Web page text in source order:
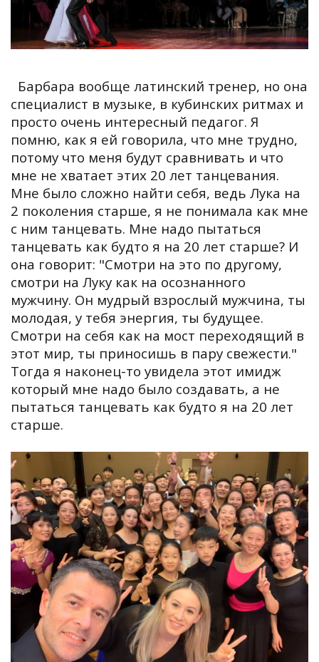
Барбара вообще латинский тренер, но она
специалист в музыке, в кубинских ритмах и
просто очень интересный педагог. Я
помню, как я ей говорила, что мне трудно,
потому что меня будут сравнивать и что
мне не хватает этих 20 лет танцевания.
Мне было сложно найти себя, ведь Лука на
2 поколения старше, я не понимала как мне
с ним танцевать. Мне надо пытаться
танцевать как будто я на 20 лет старше? И
она говорит: "Смотри на это по другому,
смотри на Луку как на осознанного
мужчину. Он мудрый взрослый мужчина, ты
молодая, у тебя энергия, ты будущее.
Смотри на себя как на мост переходящий в
этот мир, ты приносишь в пару свежести."
Тогда я наконец-то увидела этот имидж
который мне надо было создавать, а не
пытаться танцевать как будто я на 20 лет
старше.